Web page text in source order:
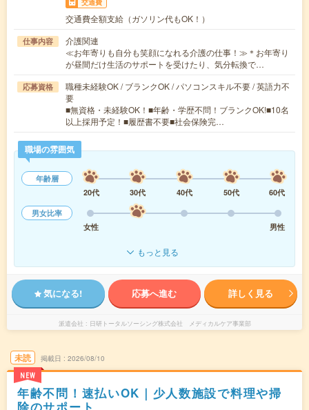
交通費
交通費全額支給（ガソリン代もOK！）
仕事内容
介護関連
≪お年寄りも自分も笑顔になれる介護の仕事！≫＊お年寄り
が昼間だけ生活のサポートを受けたり、気分転換で…
応募資格
職種未経験OK / ブランクOK / パソコンスキル不要 / 英語力不
要
■無資格・未経験OK！■年齢・学歴不問！ブランクOK!■10名
以上採用予定！■履歴書不要■社会保険完…
職場の雰囲気
年齢層
20代
30代 40代 50代
60代
男女比率
女性
男性
もっと見る
気になる! 応募へ進む 詳しく見る
派遣会社 日研トータルソーシング株式会社 メディカルケア事業部
未読
NEW
掲載日 2026/08/10
年齢不問！速払いOK｜少人数施設で料理や掃